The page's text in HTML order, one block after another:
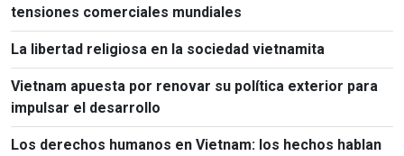
tensiones comerciales mundiales
La libertad religiosa en la sociedad vietnamita
Vietnam apuesta por renovar su política exterior para
impulsar el desarrollo
Los derechos humanos en Vietnam: los hechos hablan